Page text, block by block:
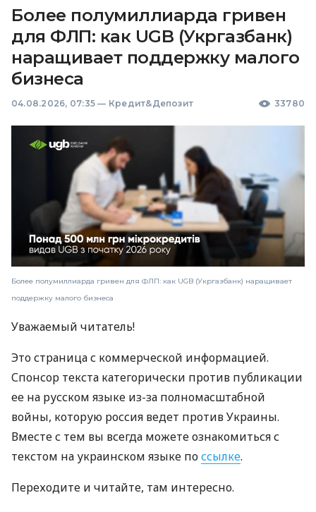
Более полумиллиарда гривен
для ФЛП: как UGB (Укргазбанк)
наращивает поддержку малого
бизнеса
04.08.2026, 07:35 — Кредит&Депозит 33780
Более полумиллиарда гривен для ФЛП: как UGB (Укргазбанк) наращивает
поддержку малого бизнеса
Уважаемый читатель!
Это страница с коммерческой информацией.
Спонсор текста категорически против публикации
ее на русском языке из-за полномасштабной
войны, которую россия ведет против Украины.
Вместе с тем вы всегда можете ознакомиться с
текстом на украинском языке поссылке.
Переходите и читайте, там интересно.